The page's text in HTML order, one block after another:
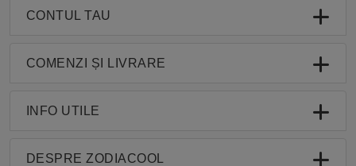
CONTUL TAU
COMENZI ȘI LIVRARE
INFO UTILE
DESPRE ZODIACOOL